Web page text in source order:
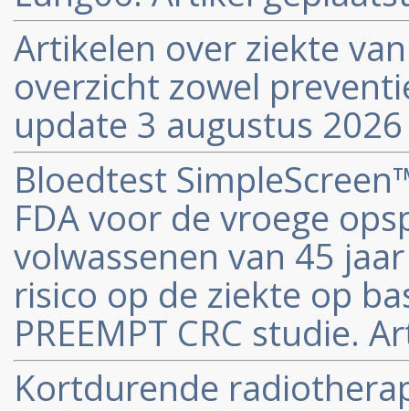
Artikelen over ziekte
overzicht zowel
update 3 augustus 2026
Bloedtest
FDA voor de vroege
volwassenen van 45
risico op de ziekte op
PREEMPT CRC studie.
Kortdurende